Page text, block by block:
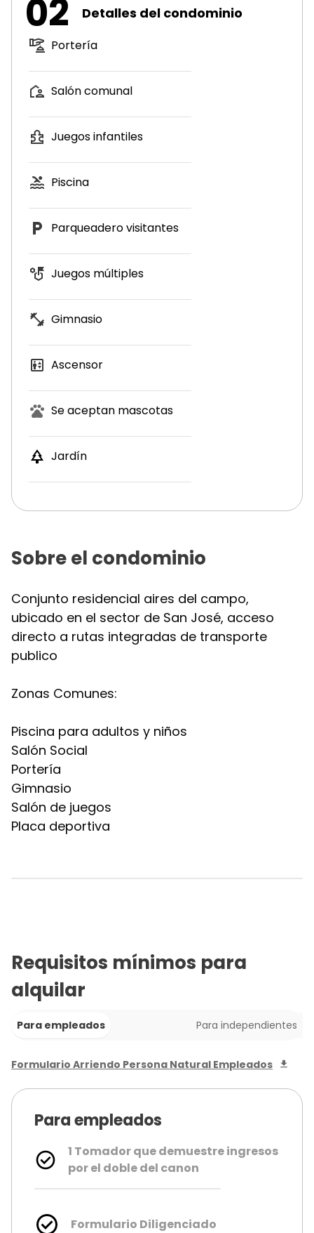
02 Detalles del condominio
Portería
Salón comunal
Juegos infantiles
Piscina
Parqueadero visitantes
Juegos múltiples
Gimnasio
Ascensor
Se aceptan mascotas
Jardín
Sobre el condominio
Conjunto residencial aires del campo,
ubicado en el sector de San José, acceso
directo a rutas integradas de transporte
publico
Zonas Comunes:
Piscina para adultos y niños
Salón Social
Portería
Gimnasio
Salón de juegos
Placa deportiva
Requisitos mínimos para
alquilar
Para empleados Para independientes
Formulario Arriendo Persona Natural Empleados
Para empleados
1 Tomador que demuestre ingresos
por el doble del canon
Formulario Diligenciado